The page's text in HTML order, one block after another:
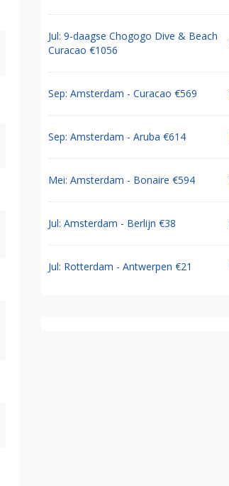
Jul: 9-daagse Chogogo Dive & Beach
Curacao €1056
Sep: Amsterdam - Curacao €569
Sep: Amsterdam - Aruba €614
Mei: Amsterdam - Bonaire €594
Jul: Amsterdam - Berlijn €38
Jul: Rotterdam - Antwerpen €21